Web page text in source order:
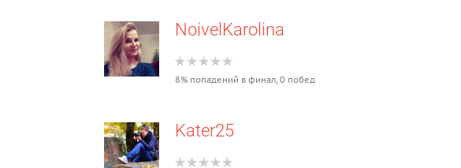
NoivelKarolina
8% попадений в финал, 0 побед
Kater25